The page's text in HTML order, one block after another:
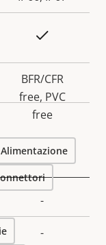
BFR/CFR
free, PVC
free
-
-
Alimentazione